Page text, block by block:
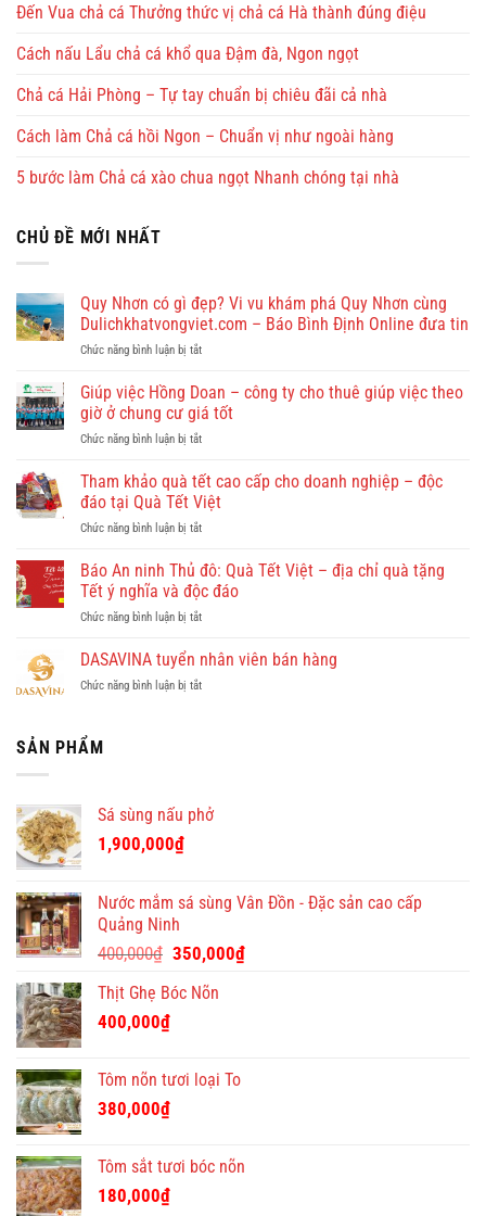
Đến Vua chả cá Thưởng thức vị chả cá Hà thành đúng điệu
Cách nấu Lẩu chả cá khổ qua Đậm đà, Ngon ngọt
Chả cá Hải Phòng – Tự tay chuẩn bị chiêu đãi cả nhà
Cách làm Chả cá hồi Ngon – Chuẩn vị như ngoài hàng
5 bước làm Chả cá xào chua ngọt Nhanh chóng tại nhà
CHỦ ĐỀ MỚI NHẤT
Quy Nhơn có gì đẹp? Vi vu khám phá Quy Nhơn cùng
Dulichkhatvongviet.com – Báo Bình Định Online đưa tin
Chức năng bình luận bị tắtở
Nhơn
có
gì
đẹp?
vu
khám
phá
Quy
cùng
Dulichkhatvongviet.com
Định
Online
Giúp việc Hồng Doan – công ty cho thuê giúp việc theo
giờ ở chung cư giá tốt
Chức năng bình luận bị tắtở
việc
Hồng
Doan
–
ty
cho
giúp
theo
Tham khảo quà tết cao cấp cho doanh nghiệp – độc
đáo tại Quà Tết Việt
Chức năng bình luận bị tắtở
khảo
quà
tết
cao
cho
nghiệp
Tết
Việt
Báo An ninh Thủ đô: Quà Tết Việt – địa chỉ quà tặng
Tết ý nghĩa và độc đáo
Chức năng bình luận bị tắtở
An
Thủ
chỉ
nghĩa
độc
đáo
DASAVINA tuyển nhân viên bán hàng
Chức năng bình luận bị tắtở
SẢN PHẨM
Sá sùng nấu phở
1,900,000₫
Nước mắm sá sùng Vân Đồn - Đặc sản cao cấp
Quảng Ninh
400,000₫ Giá
là:
350,000₫Giá
Thịt Ghẹ Bóc Nõn
400,000₫
Tôm nõn tươi loại To
380,000₫
Tôm sắt tươi bóc nõn
180,000₫